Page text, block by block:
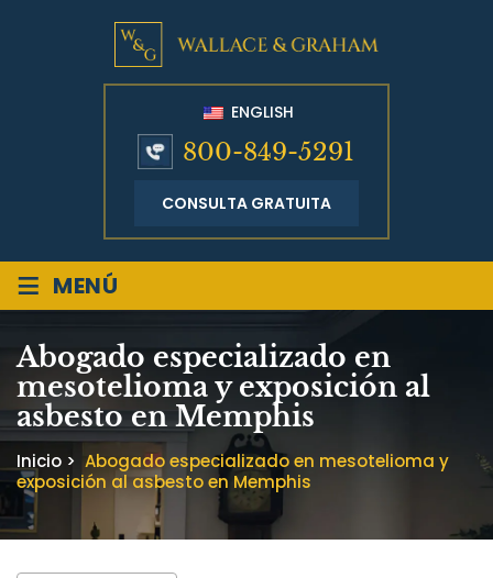
ENGLISH
800-849-5291
CONSULTA GRATUITA
≡ MENÚ
Abogado especializado en
mesotelioma y exposición al
asbesto en Memphis
Inicio > Abogado especializado en mesotelioma y
exposición al asbesto en Memphis